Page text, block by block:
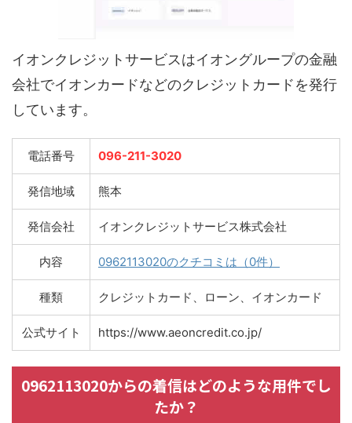
イオンクレジットサービスはイオングループの金融
会社でイオンカードなどのクレジットカードを発行
しています。
電話番号 096-211-3020
発信地域 熊本
発信会社 イオンクレジットサービス株式会社
内容 0962113020のクチコミは（0件）
種類 クレジットカード、ローン、イオンカード
公式サイト https://www.aeoncredit.co.jp/
0962113020からの着信はどのような用件でし
たか？